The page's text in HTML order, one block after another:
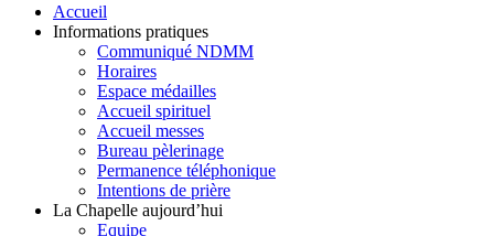
Accueil
Informations pratiques
Communiqué NDMM
Horaires
Espace médailles
Accueil spirituel
Accueil messes
Bureau pèlerinage
Permanence téléphonique
Intentions de prière
La Chapelle aujourd’hui
Equipe